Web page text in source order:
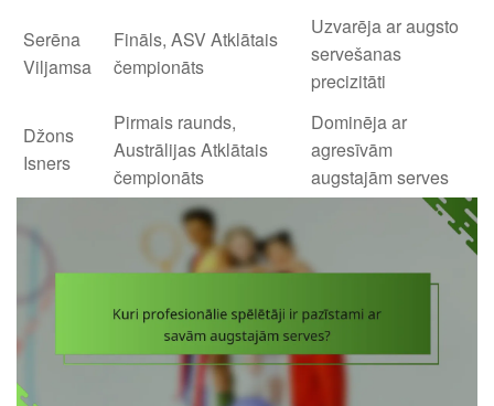
Serēna
Viljamsa
Fināls, ASV Atklātais
čempionāts
Uzvarēja ar augsto
servešanas
precizitāti
Džons
Isners
Pirmais raunds,
Austrālijas Atklātais
čempionāts
Dominēja ar
agresīvām
augstajām serves